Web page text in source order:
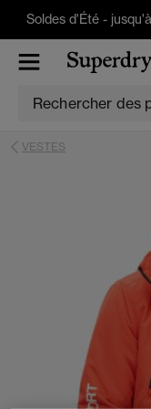
Soldes d'Été -
VESTES